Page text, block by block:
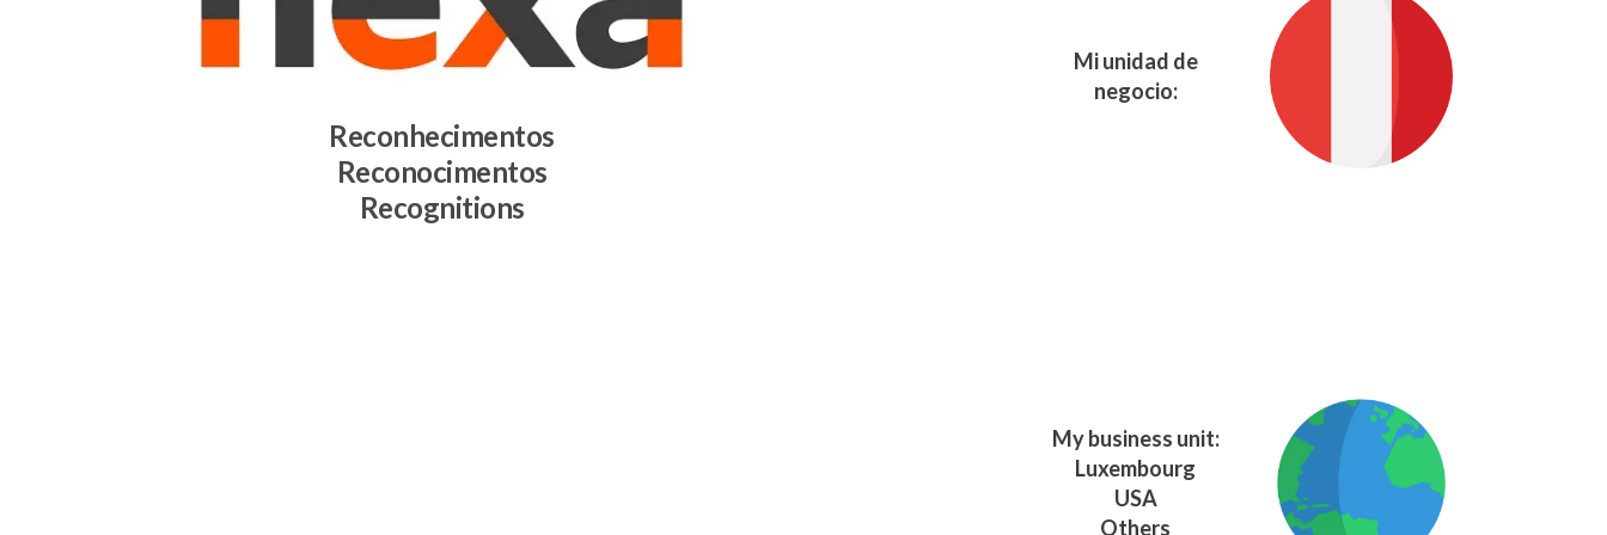
Reconhecimentos
Reconocimentos
Recognitions
Mi unidad de
negocio:
My business unit:
Luxembourg
USA
Others